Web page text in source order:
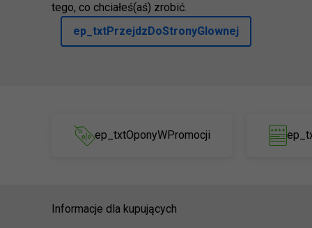
tego, co chciałeś(aś) zrobić.
ep_txtPrzejdzDoStronyGlownej
ep_txtOponyWPromocji
Informacje dla kupujących